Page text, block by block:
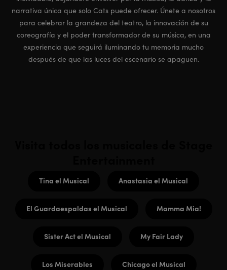
narrativa única que solo Cats puede ofrecer. Únete a nosotros
para celebrar la grandeza del teatro, la innovación de su
coreografía y el poder transformador de su música, en una
experiencia que seguirá iluminando tu memoria mucho
después de que las luces del escenario se apaguen.
Tina el Musical Anastasia el Musical
El Guardaespaldas el Musical Mamma Mia!
Sister Act el Musical My Fair Lady
Los Miserables Chicago el Musical